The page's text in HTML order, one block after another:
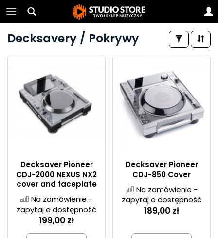
Decksavery / Pokrywy
Decksaver Pioneer
CDJ-2000 NEXUS NX2
cover and faceplate
Na zamówienie -
zapytaj o dostępność
199,00 zł
Decksaver Pioneer
CDJ-850 Cover
Na zamówienie -
zapytaj o dostępność
189,00 zł